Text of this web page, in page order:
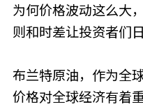
为何价格波动这么大
则和时差让投资者们
布兰特原油，作为全
价格对全球经济有着